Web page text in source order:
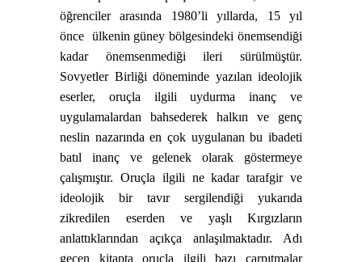
öğrenciler arasında 1980’li yıllarda, 15 yıl
önce ülkenin güney bölgesindeki önemsendiği
kadar önemsenmediği ileri sürülmüştür.
Sovyetler Birliği döneminde yazılan ideolojik
eserler, oruçla ilgili uydurma inanç ve
uygulamalardan bahsederek halkın ve genç
neslin nazarında en çok uygulanan bu ibadeti
batıl inanç ve gelenek olarak göstermeye
çalışmıştır. Oruçla ilgili ne kadar tarafgir ve
ideolojik bir tavır sergilendiği yukarıda
zikredilen eserden ve yaşlı Kırgızların
anlattıklarından açıkça anlaşılmaktadır. Adı
geçen kitapta oruçla ilgili bazı çarpıtmalar